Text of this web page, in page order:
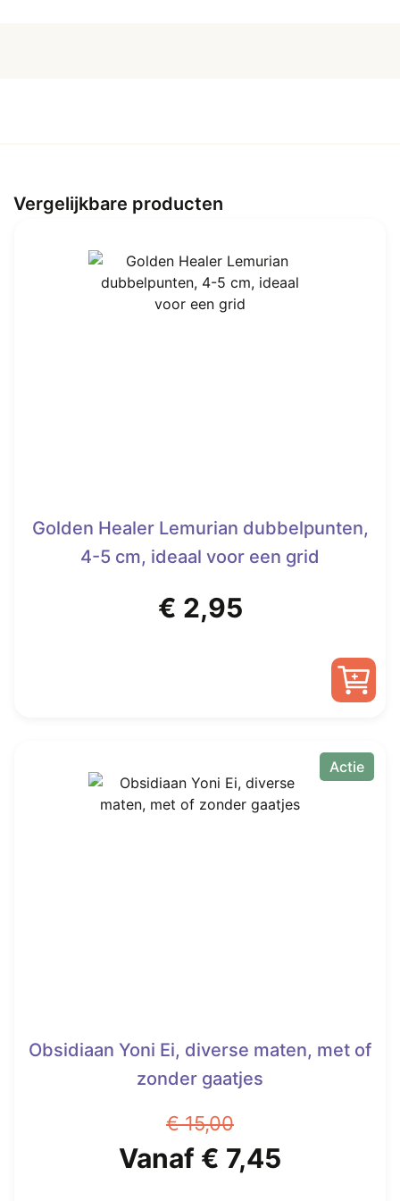
Vergelijkbare producten
Golden Healer Lemurian dubbelpunten,
4-5 cm, ideaal voor een grid
€ 2,95
Actie
Obsidiaan Yoni Ei, diverse maten, met of
zonder gaatjes
€15,00
Oorspronkelijke
Vanaf € 7,45